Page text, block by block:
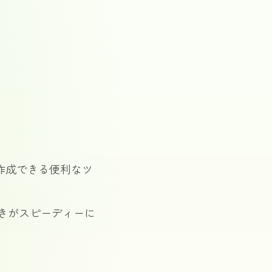
できる便利なツ
がスピーディーに